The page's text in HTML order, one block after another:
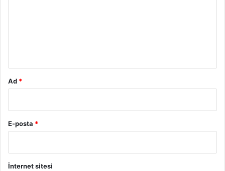
Ad *
E-posta *
İnternet sitesi